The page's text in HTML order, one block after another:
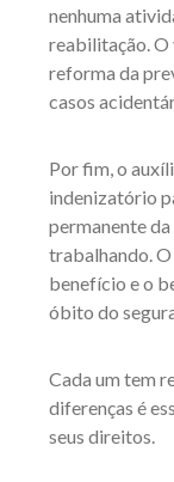
nenhuma
reabilitação. O
reforma da
casos
Por fim, o
indenizatório
permanente
trabalhando.
benefício e o
óbito do
Cada um tem
diferenças é
seus direitos.